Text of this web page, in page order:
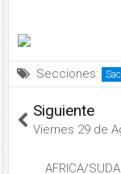
Secciones:
Siguiente
Viernes 29 de
AFRICA/